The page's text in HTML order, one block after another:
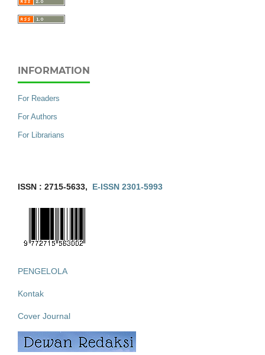
INFORMATION
For Readers
For Authors
For Librarians
ISSN : 2715-5633, E-ISSN 2301-5993
PENGELOLA
Kontak
Cover Journal